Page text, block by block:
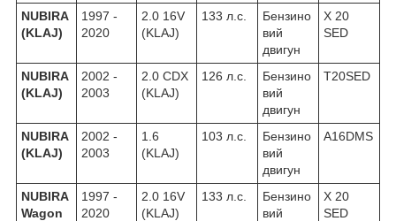
NUBIRA
(KLAJ)
1997 -
2020
2.0 16V
(KLAJ)
133 л.с.
Бензино
вий
двигун
X 20
SED
NUBIRA
(KLAJ)
2002 -
2003
2.0 CDX
(KLAJ)
126 л.с.
Бензино
вий
двигун
T20SED
NUBIRA
(KLAJ)
2002 -
2003
1.6
(KLAJ)
103 л.с.
Бензино
вий
двигун
A16DMS
NUBIRA
Wagon
1997 -
2020
2.0 16V
(KLAJ)
133 л.с.
Бензино
вий
X 20
SED